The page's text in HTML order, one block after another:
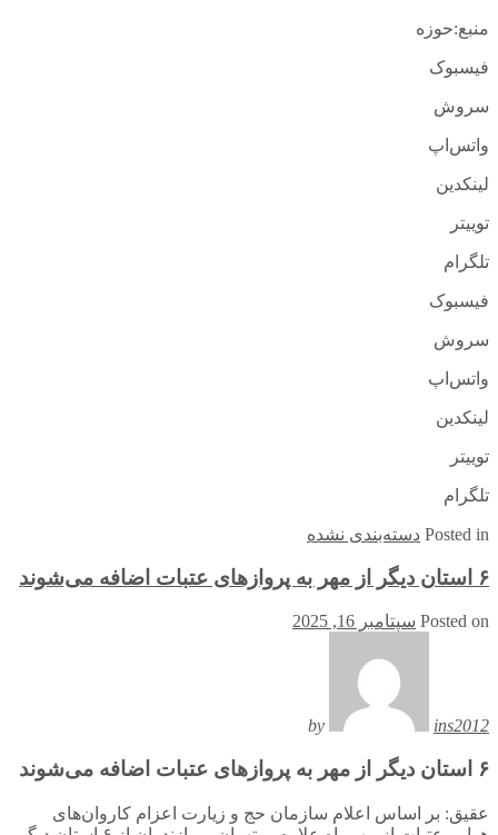
منبع:حوزه
فیسبوک
سروش
واتس‌اپ
لینکدین
توییتر
تلگرام
فیسبوک
سروش
واتس‌اپ
لینکدین
توییتر
تلگرام
Posted in دسته‌بندی نشده
۶ استان دیگر از مهر به پروازهای عتبات اضافه می‌شوند
Posted on سپتامبر 16, 2025
by ins2012
۶ استان دیگر از مهر به پروازهای عتبات اضافه می‌شوند
عقیق: بر اساس اعلام سازمان حج و زیارت اعزام کاروان‌های